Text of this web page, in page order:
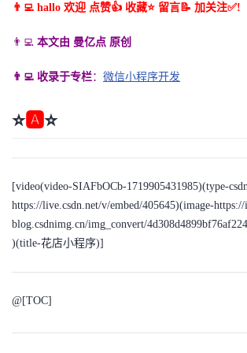
主
页
的
开
发
我
的
客
我
论
的
我
👨‍💻 hallo 欢迎 点赞👍 收藏⭐ 留言📝 加关注✅!
👨‍💻 本文由 曼亿点 原创
👨‍💻 收录于专栏： 微信小程序开发
⭐🅰⭐
[video(video-SIAFbOCb-1719905431985)(type-
https://live.csdn.net/v/embed/405645)(image-
blog.csdnimg.cn/img_convert/
)(title-花店小程序)]
@[TOC]